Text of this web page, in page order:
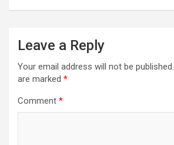
Leave a Reply
Your email address will not be published.
are marked *
Comment *